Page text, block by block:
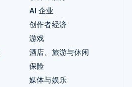
AI 企业
创作者经济
游戏
酒店、旅游与休闲
保险
媒体与娱乐